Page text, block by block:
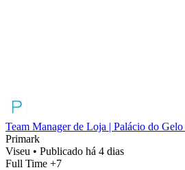
Team Manager de Loja | Palácio do
Primark
Viseu • Publicado há 4 dias
Full Time +7